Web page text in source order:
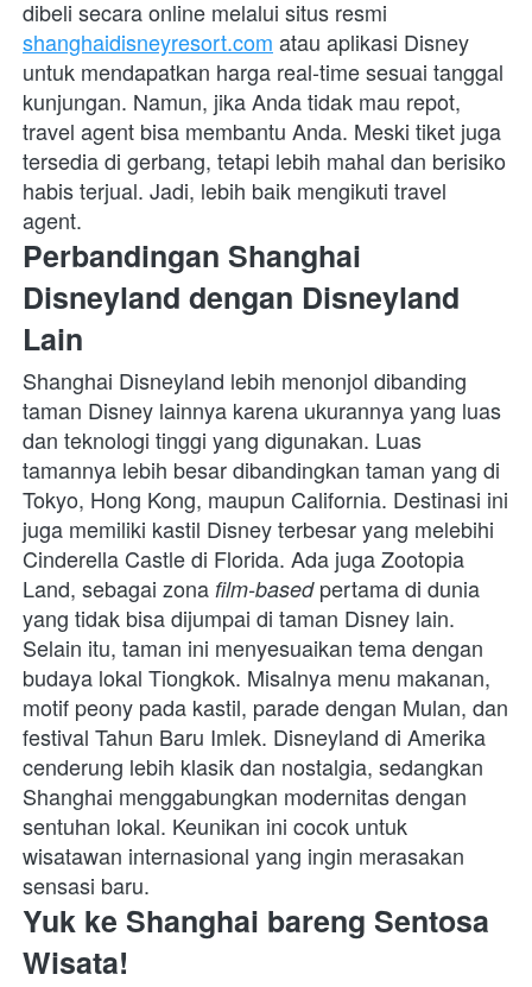
shanghaidisneyresort.com atau aplikasi Disney
untuk mendapatkan harga real-time sesuai tanggal
kunjungan. Namun, jika Anda tidak mau repot,
travel agent bisa membantu Anda. Meski tiket juga
tersedia di gerbang, tetapi lebih mahal dan berisiko
habis terjual. Jadi, lebih baik mengikuti travel
agent.
Perbandingan Shanghai
Disneyland dengan Disneyland
Lain
Shanghai Disneyland lebih menonjol dibanding
taman Disney lainnya karena ukurannya yang luas
dan teknologi tinggi yang digunakan. Luas
tamannya lebih besar dibandingkan taman yang di
Tokyo, Hong Kong, maupun California. Destinasi ini
juga memiliki kastil Disney terbesar yang melebihi
Cinderella Castle di Florida. Ada juga Zootopia
Land, sebagai zona film-based pertama di dunia
yang tidak bisa dijumpai di taman Disney lain.
Selain itu, taman ini menyesuaikan tema dengan
budaya lokal Tiongkok. Misalnya menu makanan,
motif peony pada kastil, parade dengan Mulan, dan
festival Tahun Baru Imlek. Disneyland di Amerika
cenderung lebih klasik dan nostalgia, sedangkan
Shanghai menggabungkan modernitas dengan
sentuhan lokal. Keunikan ini cocok untuk
wisatawan internasional yang ingin merasakan
sensasi baru.
Yuk ke Shanghai bareng Sentosa
Wisata!